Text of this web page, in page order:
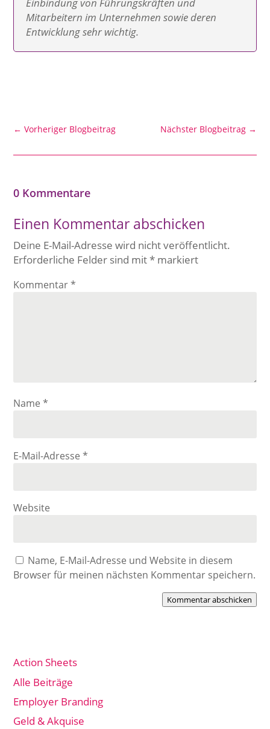
Einbindung von Führungskräften und
Mitarbeitern im Unternehmen sowie deren
Entwicklung sehr wichtig.
←Vorheriger Blogbeitrag Nächster Blogbeitrag→
0 Kommentare
Einen Kommentar abschicken
Deine E-Mail-Adresse wird nicht veröffentlicht.
Erforderliche Felder sind mit* markiert
Kommentar*
Name*
E-Mail-Adresse*
Website
Name, E-Mail-Adresse und Website in diesem
Browser für meinen nächsten Kommentar speichern.
Kommentar abschicken
Action Sheets
Alle Beiträge
Employer Branding
Geld & Akquise